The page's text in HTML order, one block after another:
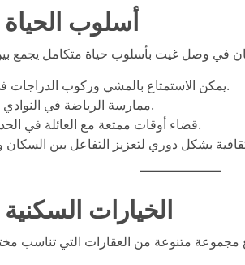
أسلوب
يمكن الاستمتاع بالمشي وركوب الدراجات في المسارات المخصصة.
ممارسة الرياضة في النوادي المجهزة بأحدث الأجهزة.
قضاء أوقات ممتعة مع العائلة في الحدائق والمناطق الترفيهية.
الخيارات